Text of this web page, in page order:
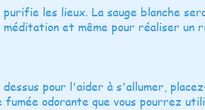
les lieux. La sauge blanche
et même pour réaliser un
pour l'aider à s'allumer,
odorante que vous pourrez